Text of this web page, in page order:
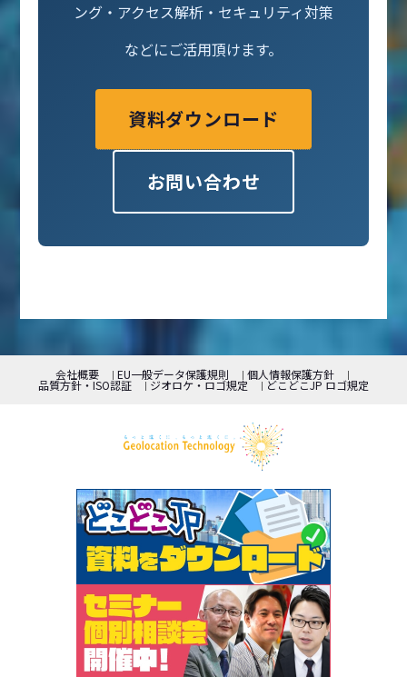
ング・アクセス解析・セキュリティ対策
などにご活用頂けます。
資料ダウンロード
お問い合わせ
会社概要 EU一般データ保護規則 個人情報保護方針
品質方針・ISO認証 ジオロケ・ロゴ規定 どこどこJP ロゴ規定